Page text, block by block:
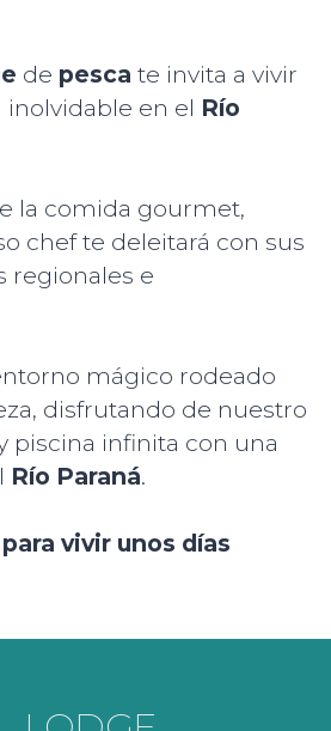
de pesca te invita a vivir
en el Río
la comida gourmet,
chef te deleitará con sus
regionales e
mágico rodeado
disfrutando de nuestro
piscina infinita con una
Río Paraná.
vivir unos días